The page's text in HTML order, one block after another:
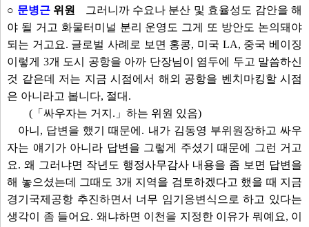
○ 문병근위원
그러니까 수요나 분산 및 효율성도 감안을 해
야 될 거고 화물터미널 분리 운영도 그게 또 방안도 논의돼야
되는 거고요. 글로벌 사례로 보면 홍콩, 미국 LA, 중국 베이징
이렇게 3개 도시 공항을 아까 단장님이 염두에 두고 말씀하신
것 같은데 저는 지금 시점에서 해외 공항을 벤치마킹할 시점
은 아니라고 봅니다, 절대.
(「싸우자는 거지.」하는 위원 있음)
아니, 답변을 했기 때문에. 내가 김동영 부위원장하고 싸우
자는 얘기가 아니라 답변을 그렇게 주셨기 때문에 그런 거고
요. 왜 그러냐면 작년도 행정사무감사 내용을 좀 보면 답변을
해 놓으셨는데 그때도 3개 지역을 검토하겠다고 했을 때 지금
경기국제공항 추진하면서 너무 임기응변식으로 하고 있다는
생각이 좀 들어요. 왜냐하면 이천을 지정한 이유가 뭐예요, 이